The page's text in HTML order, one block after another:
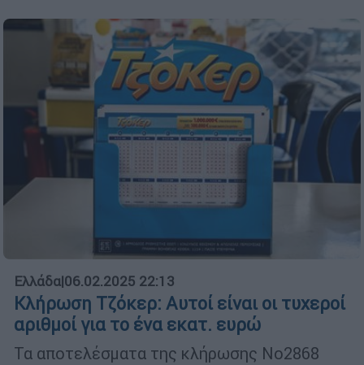
Ελλάδα|06.02.2025 22:13
Κλήρωση Τζόκερ: Αυτοί είναι οι τυχεροί
αριθμοί για το ένα εκατ. ευρώ
Τα αποτελέσματα της κλήρωσης Νο2868